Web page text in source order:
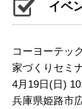
イベ
コーヨーテック
家づくりセミ
4月19日(日)
兵庫県姫路市